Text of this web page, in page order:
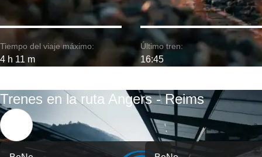
Tiempo del viaje máximo:
4 h 11 m
Último tren:
16:45
Trenes en la ruta Angers - Reims